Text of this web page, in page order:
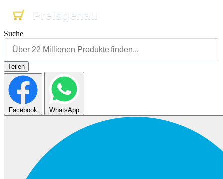
Preisgenau
Preisgenau
Preisgenau
Suche
Teilen
Facebook WhatsApp